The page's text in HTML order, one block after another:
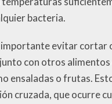
bacteria.
importante evitar cortar
con otros alimentos
ensaladas o frutas.
cruzada, que ocurre